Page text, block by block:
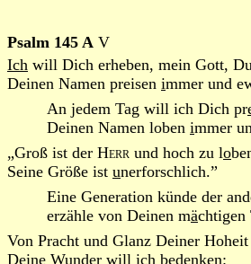
Psalm 145 A V
Ich will Dich erheben, mein Gott,
Deinen Namen preisen immer und
An jedem Tag will ich Dich pr
Deinen Namen loben immer
„Groß ist der Herr und hoch zu lo
Seine Größe ist unerforschlich.”
Eine Generation künde der
erzähle von Deinen mächtigen
Von Pracht und Glanz Deiner
Deine Wunder will ich bedenken: